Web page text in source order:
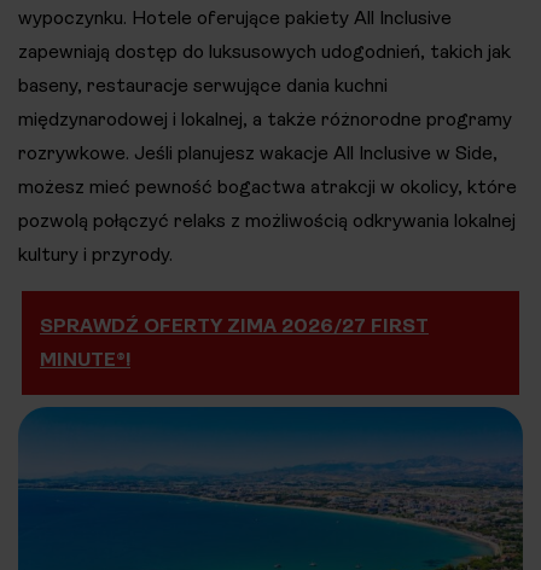
wypoczynku. Hotele oferujące pakiety All Inclusive
zapewniają dostęp do luksusowych udogodnień, takich jak
baseny, restauracje serwujące dania kuchni
międzynarodowej i lokalnej, a także różnorodne programy
rozrywkowe. Jeśli planujesz wakacje All Inclusive w Side,
możesz mieć pewność bogactwa atrakcji w okolicy, które
pozwolą połączyć relaks z możliwością odkrywania lokalnej
kultury i przyrody.
SPRAWDŹ OFERTY ZIMA 2026/27 FIRST
MINUTE®!